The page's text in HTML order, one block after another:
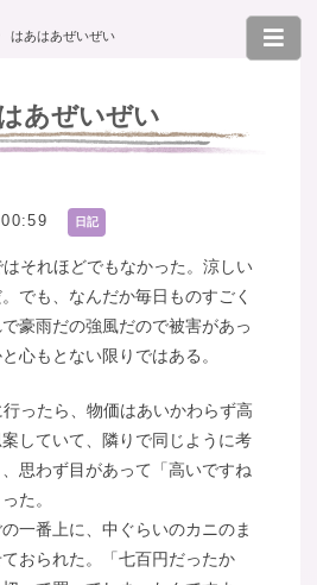
はあはあぜいぜい
あぜいぜい
日記
それほどでもなかった。涼しい
でも、なんだか毎日ものすごく
豪雨だの強風だので被害があっ
心もとない限りではある。
ったら、物価はあいかわらず高
していて、隣りで同じように考
思わず目があって「高いですね
た。
一番上に、中ぐらいのカニのま
おられた。「七百円だったか